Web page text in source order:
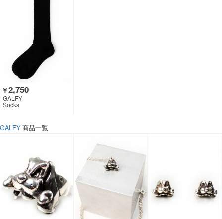
￥2,750
GALFY
Socks
GALFY 商品一覧